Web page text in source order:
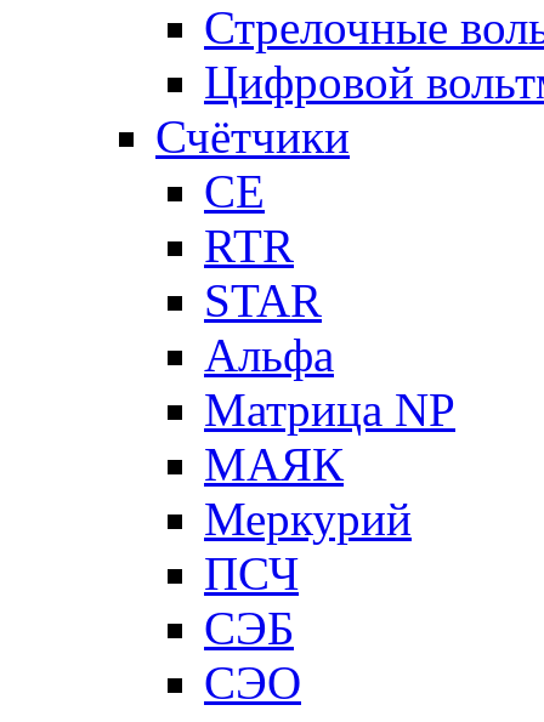
Стрелочные
Цифровой
Счётчики
CE
RTR
STAR
Альфа
Матрица NP
МАЯК
Меркурий
ПСЧ
СЭБ
СЭО